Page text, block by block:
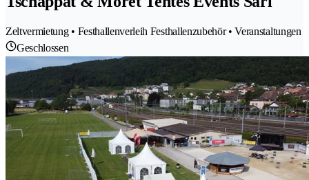
Zeltvermietung • Festhallenverleih Festhallenzubehör • Veranstaltungen
Geschlossen